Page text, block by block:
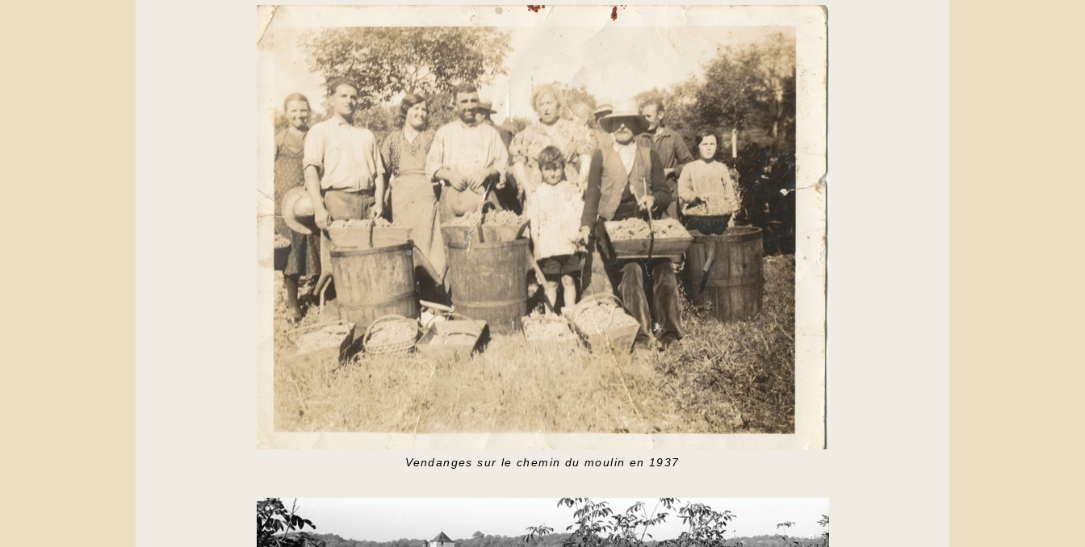
Vendanges sur le chemin du moulin en 1937